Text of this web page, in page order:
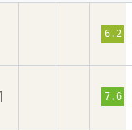
6.2
1 7.6